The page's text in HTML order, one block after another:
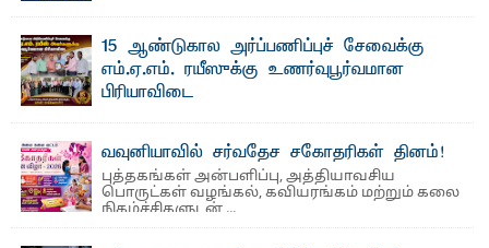
ஜே. எப். காமிலா பேகம்- இ லங்கை அரசாங்கம் அரசுசாரா
அமைப்புகள் (NGO) தொடர்பான புதிய சட்டமூலத்தை ...
15 ஆண்டுகால அர்ப்பணிப்புச் சேவைக்கு
எம்.ஏ.எம். ரயீஸுக்கு உணர்வுபூர்வமான
பிரியாவிடை
வவுனியாவில் சர்வதேச சகோதரிகள் தினம்!
புத்தகங்கள் அன்பளிப்பு, அத்தியாவசிய
பொருட்கள் வழங்கல், கவியரங்கம் மற்றும் கலை
நிகழ்ச்சிகளுடன் ...